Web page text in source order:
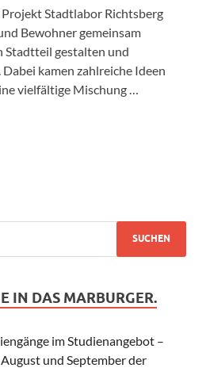
Stadtlabor Richtsberg
Bewohner gemeinsam
Stadtteil gestalten und
kamen zahlreiche Ideen
vielfältige Mischung …
IN DAS MARBURGER.
im Studienangebot –
und September der